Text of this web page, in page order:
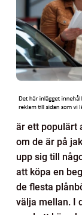
är ett populärt
om de är på
upp sig till
att köpa en
de flesta
välja mellan. I